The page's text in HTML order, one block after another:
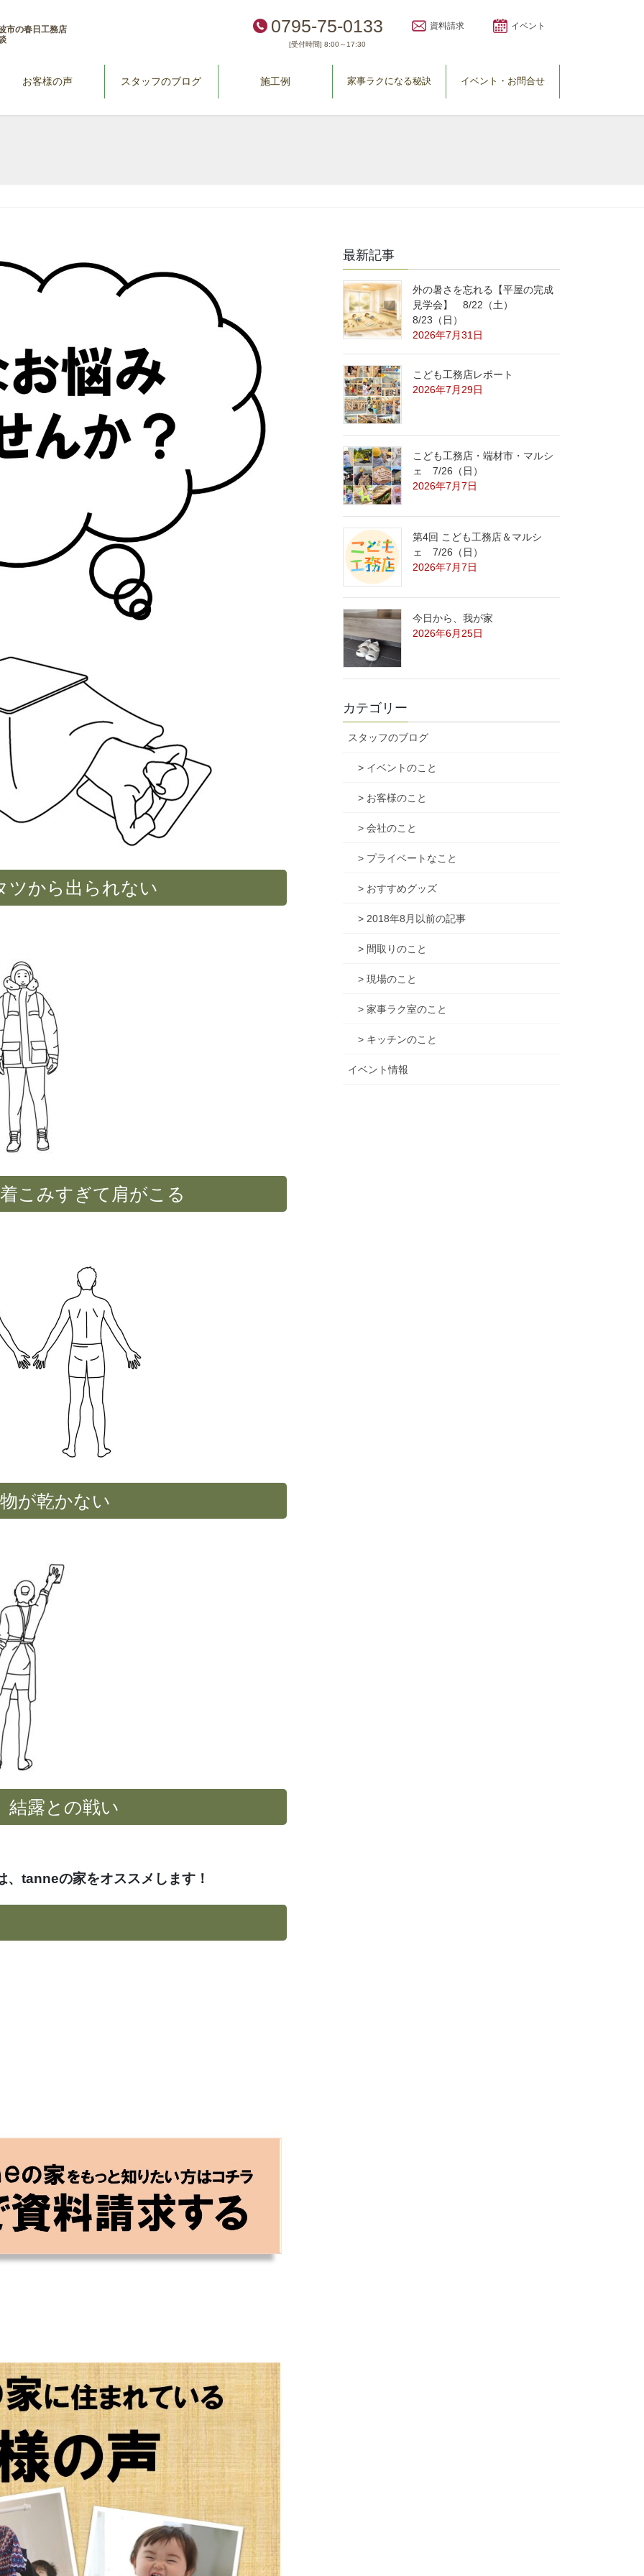
市の春日工務店
0795-75-0133
[受付時間] 8:00～17:30
資料請求 イベント
お客様の声 スタッフのブログ 施工例 家事ラクになる秘訣 イベント・お問合せ
ツから出られない
こみすぎて肩がこる
が乾かない
結露との戦い
tanneの家をオススメします！
最新記事
外の暑さを忘れる【平屋の完成
見学会】 8/22（土）
8/23（日）
2026年7月31日
こども工務店レポート
2026年7月29日
こども工務店・端材市・マルシ
ェ 7/26（日）
2026年7月7日
第4回 こども工務店＆マルシ
ェ 7/26（日）
2026年7月7日
今日から、我が家
2026年6月25日
カテゴリー
スタッフのブログ
> イベントのこと
> お客様のこと
> 会社のこと
> プライベートなこと
> おすすめグッズ
> 2018年8月以前の記事
> 間取りのこと
> 現場のこと
> 家事ラク室のこと
> キッチンのこと
イベント情報